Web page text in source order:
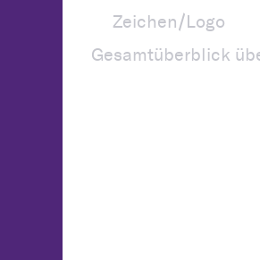
Zeichen/Logo
Gesamtüberblick